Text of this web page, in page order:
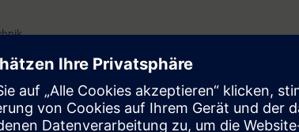
Waagen ist von Vorteil